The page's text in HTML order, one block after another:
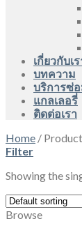
เกี่ยวกับเร
บทความ
บริการซ่
แกลเลอรี่
ติดต่อเรา
Home /
Filter
Showing the
Browse